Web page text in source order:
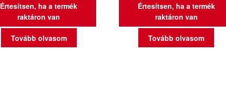
Értesítsen, ha a termék
raktáron van
Tovább olvasom
Értesítsen, ha a termék
raktáron van
Tovább olvasom